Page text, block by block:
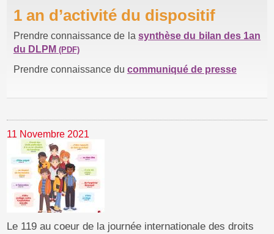
1 an d’activité du dispositif
Prendre connaissance de la synthèse du bilan des 1an
du DLPM
Prendre connaissance du communiqué de presse
11 Novembre 2021
Le 119 au coeur de la journée internationale des droits